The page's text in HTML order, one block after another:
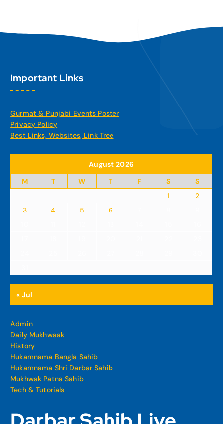
Important Links
Gurmat & Punjabi Events Poster
Privacy Policy
Best Links, Websites, Link Tree
August 2026
M
T W T F S
S
1
2
3
4 5 6
« Jul
Admin
Daily Mukhwaak
History
Hukamnama Bangla Sahib
Hukamnama Shri Darbar Sahib
Mukhwak Patna Sahib
Tech & Tutorials